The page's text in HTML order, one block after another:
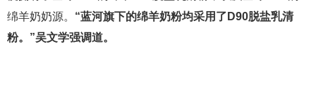
绵羊奶奶源。 “蓝河旗下的绵羊奶粉均采用了D90脱盐乳清
粉。”吴文学强调道。